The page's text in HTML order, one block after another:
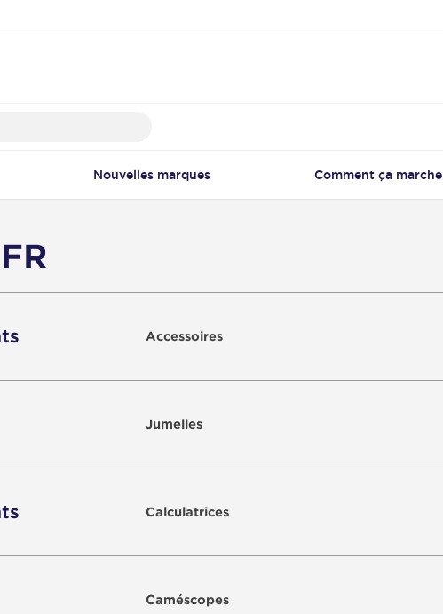
Nouvelles marques Comment ça marche
Accessoires
Jumelles
Calculatrices
Caméscopes